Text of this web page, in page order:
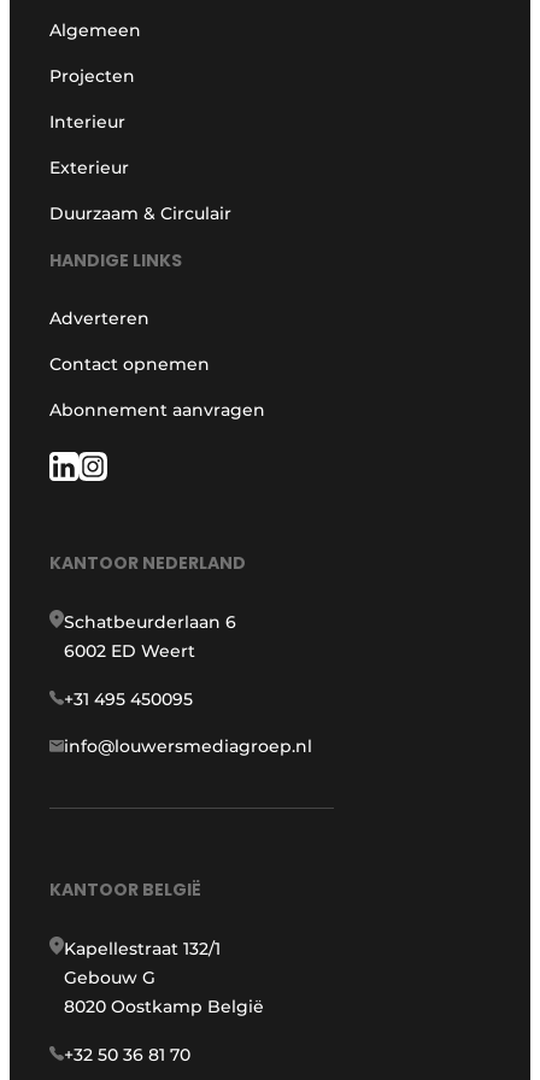
Algemeen
Projecten
Interieur
Exterieur
Duurzaam & Circulair
HANDIGE LINKS
Adverteren
Contact opnemen
Abonnement aanvragen
KANTOOR NEDERLAND
Schatbeurderlaan 6
6002 ED Weert
+31 495 450095
info@louwersmediagroep.nl
KANTOOR BELGIË
Kapellestraat 132/1
Gebouw G
8020 Oostkamp België
+32 50 36 81 70